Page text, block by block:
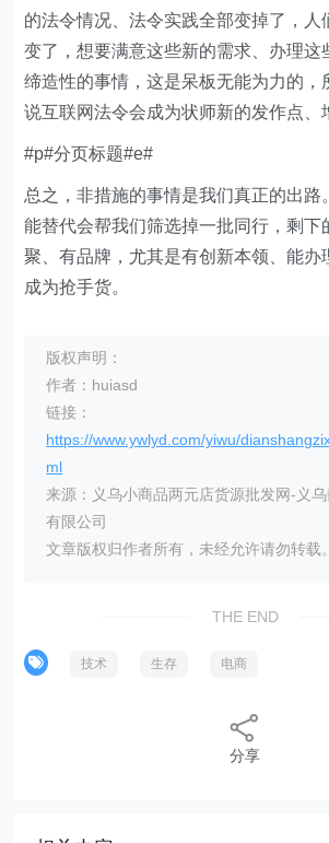
的法令情况、法令实践全部变掉了，人
变了，想要满意这些新的需求、办理这
缔造性的事情，这是呆板无能为力的，
说互联网法令会成为状师新的发作点、
#p#分页标题#e#
总之，非措施的事情是我们真正的出路
能替代会帮我们筛选掉一批同行，剩下
聚、有品牌，尤其是有创新本领、能办
成为抢手货。
版权声明：
作者：huiasd
链接：
https://www.ywlyd.com/yiwu/
ml
来源：义乌小商品两元店货源批发网-义
有限公司
文章版权归作者所有，未经允许请勿转载。
THE END
技术 生存 电商
分享